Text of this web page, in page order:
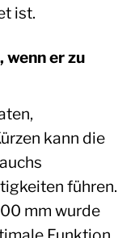
ist.
wenn er zu
kann die
führen.
mm wurde